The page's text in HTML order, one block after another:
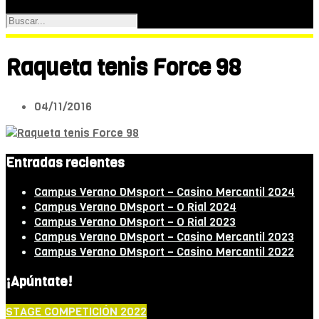
Raqueta tenis Force 98
04/11/2016
Entradas recientes
Campus Verano DMsport – Casino Mercantil 2024
Campus Verano DMsport – O Rial 2024
Campus Verano DMsport – O Rial 2023
Campus Verano DMsport – Casino Mercantil 2023
Campus Verano DMsport – Casino Mercantil 2022
¡Apúntate!
STAGE COMPETICIÓN 2022